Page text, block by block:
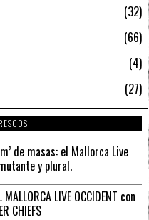
32
66
4
27
de masas: el Mallorca Live
y plural.
LIVE OCCIDENT con
CHIEFS